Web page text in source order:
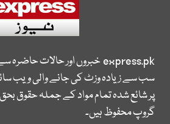
express.pkخبروں اور حالات حاضرہ
سب سے زیادہ وزٹ کی جانے والی ویب
پر شائع شدہ تمام مواد کے جملہ حقوق
گروپ محفوظ ہیں۔